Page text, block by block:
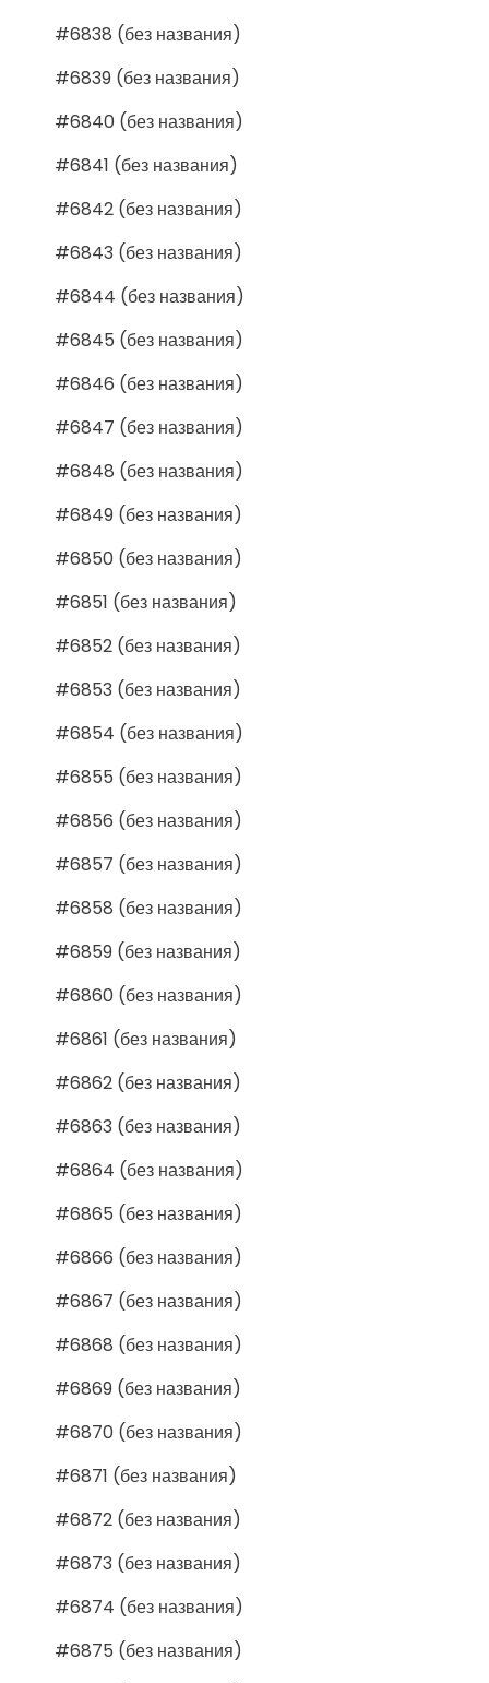
#6838 (без названия)
#6839 (без названия)
#6840 (без названия)
#6841 (без названия)
#6842 (без названия)
#6843 (без названия)
#6844 (без названия)
#6845 (без названия)
#6846 (без названия)
#6847 (без названия)
#6848 (без названия)
#6849 (без названия)
#6850 (без названия)
#6851 (без названия)
#6852 (без названия)
#6853 (без названия)
#6854 (без названия)
#6855 (без названия)
#6856 (без названия)
#6857 (без названия)
#6858 (без названия)
#6859 (без названия)
#6860 (без названия)
#6861 (без названия)
#6862 (без названия)
#6863 (без названия)
#6864 (без названия)
#6865 (без названия)
#6866 (без названия)
#6867 (без названия)
#6868 (без названия)
#6869 (без названия)
#6870 (без названия)
#6871 (без названия)
#6872 (без названия)
#6873 (без названия)
#6874 (без названия)
#6875 (без названия)